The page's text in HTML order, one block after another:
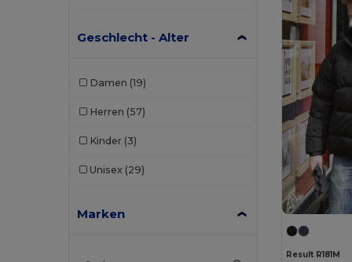
Geschlecht - Alter
Damen (19)
Herren (57)
Kinder (3)
Unisex (29)
Marken
Result R181M